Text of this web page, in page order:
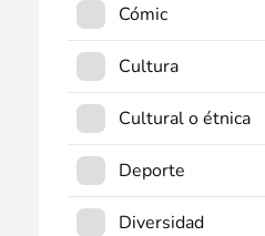
Cómic
Cultura
Cultural o étnica
Deporte
Diversidad